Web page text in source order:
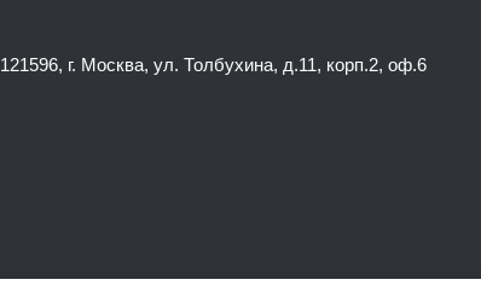
121596, г. Москва, ул. Толбухина, д.11, корп.2, оф.6